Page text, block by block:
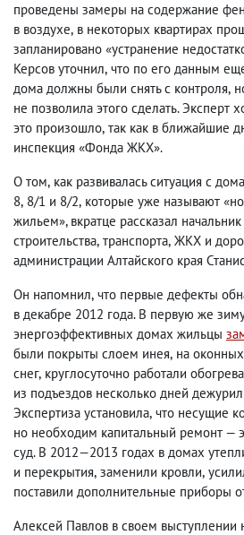
проведены замеры на содержание
в воздухе, в некоторых квартирах
запланировано «устранение
Керсов уточнил, что по его данным
дома должны были снять с контроля,
не позволила этого сделать. Эксперт
это произошло, так как в ближайшие
инспекция «Фонда ЖКХ».
О том, как развивалась ситуация с
8, 8/1 и 8/2, которые уже называют
жильем», вкратце рассказал
строительства, транспорта, ЖКХ и
администрации Алтайского края
Он напомнил, что первые дефекты
в декабре 2012 года. В первую же
энергоэффективных домах жильцы
были покрыты слоем инея, на
снег, круглосуточно работали
из подъездов несколько дней
Экспертиза установила, что несущие
но необходим капитальный ремонт —
суд. В 2012—2013 годах в домах
и перекрытия, заменили кровли,
поставили дополнительные приборы
Алексей Павлов в своем выступлении